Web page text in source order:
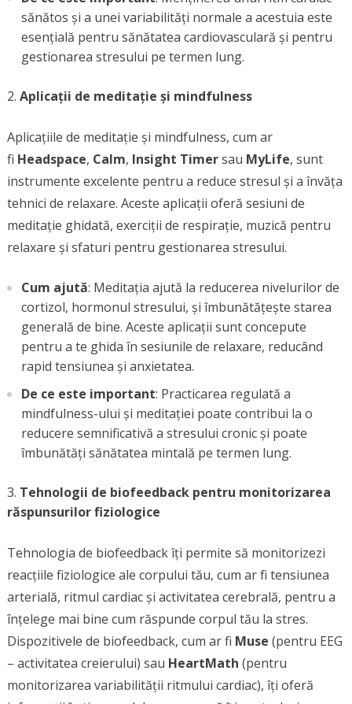
sănătos și a unei variabilități normale a acestuia este
esențială pentru sănătatea cardiovasculară și pentru
gestionarea stresului pe termen lung.
Aplicații de meditație și mindfulness
Aplicațiile de meditație și mindfulness, cum ar
fi Headspace, Calm, Insight Timersau MyLife, sunt
instrumente excelente pentru a reduce stresul și a învăța
tehnici de relaxare. Aceste aplicații oferă sesiuni de
meditație ghidată, exerciții de respirație, muzică pentru
relaxare și sfaturi pentru gestionarea stresului.
Cum ajută: Meditația ajută la reducerea nivelurilor de
cortizol, hormonul stresului, și îmbunătățește starea
generală de bine. Aceste aplicații sunt concepute
pentru a te ghida în sesiunile de relaxare, reducând
rapid tensiunea și anxietatea.
De ce este important: Practicarea regulată a
mindfulness-ului și meditației poate contribui la o
reducere semnificativă a stresului cronic și poate
îmbunătăți sănătatea mintală pe termen lung.
Tehnologii de biofeedback pentru monitorizarea
răspunsurilor fiziologice
Tehnologia de biofeedback îți permite să monitorizezi
reacțiile fiziologice ale corpului tău, cum ar fi tensiunea
arterială, ritmul cardiac și activitatea cerebrală, pentru a
înțelege mai bine cum răspunde corpul tău la stres.
Dispozitivele de biofeedback, cum ar fi Muse (pentru EEG
– activitatea creierului) sau HeartMath (pentru
monitorizarea variabilității ritmului cardiac), îți oferă